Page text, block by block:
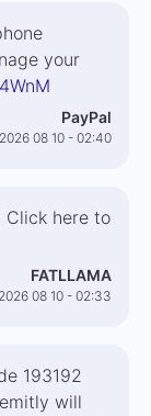
your
PayPal
2026 08 10 - 02:40
Click here to
FATLLAMA
2026 08 10 - 02:33
193192
will